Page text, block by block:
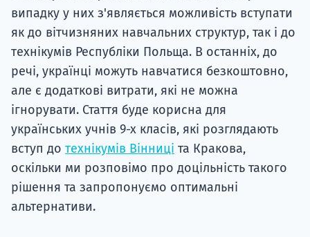
випадку у них з'являється можливість вступати
як до вітчизняних навчальних структур, так і до
технікумів Республіки Польща. В останніх, до
речі, українці можуть навчатися безкоштовно,
але є додаткові витрати, які не можна
ігнорувати. Стаття буде корисна для
українських учнів 9-х класів, які розглядають
вступ до технікумів Вінниці та Кракова,
оскільки ми розповімо про доцільність такого
рішення та запропонуємо оптимальні
альтернативи.